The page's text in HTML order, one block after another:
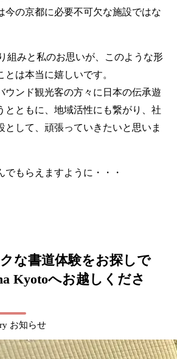
今の京都に必要不可欠な施設ではな
組みと私のお思いが、このような形
とは本当に嬉しいです。
ウンド観光客の方々に日本の伝承遊
とともに、地域活性にも繋がり、社
として、頑張っていきたいと思いま
でもらえますように・・・
な書道体験をお探しで
Kyotoへお越しくださ
お知らせ